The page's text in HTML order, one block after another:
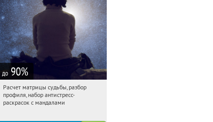
до 90%
10:38:53 Купили:
Россия
Расчет матрицы судьбы, разбор
профиля, набор антистресс-
раскрасок с мандалами